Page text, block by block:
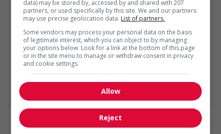
Autres offres de l'entreprise
Estimateur(trice) électricité commerciale
Estimateur(trice) électricité commerciale
Estimateur(trice) en ventilation commerciale
Chargé(e) de projet en ventilation
Dessinateur(trice) en mécanique du bâtiment
Estimateur(trice) électricité commerciale
1 - 3 de 3 résultats
data) may be stored by, accessed by and shared with 207
partners, or used specifically by this site. We and our partners
may use precise geolocation data. List of partners.
Some vendors may process your personal data on the basis
of legitimate interest, which you can object to by managing
your options below. Look for a link at the bottom of this page
or in the site menu to manage or withdraw consent in privacy
and cookie settings.
Allow
Reject